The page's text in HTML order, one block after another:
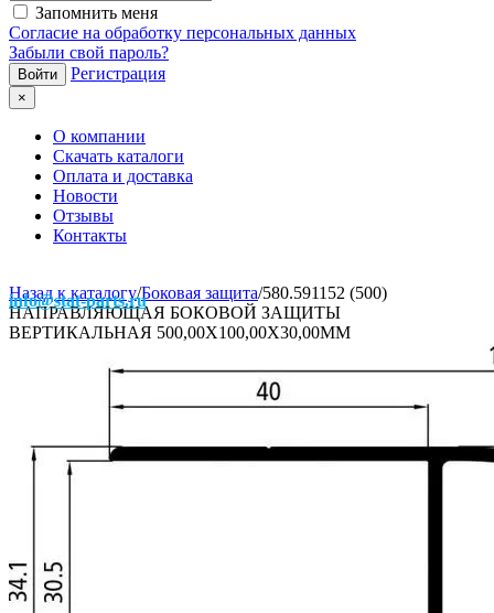
Запомнить меня
Согласие на обработку персональных данных
Забыли свой пароль?
Регистрация
×
О компании
Скачать каталоги
Оплата и доставка
Новости
Отзывы
Контакты
info@stat-parts.ru
Назад к каталогу/Боковая защита/580.591152 (500)
НАПРАВЛЯЮЩАЯ БОКОВОЙ ЗАЩИТЫ
ВЕРТИКАЛЬНАЯ 500,00Х100,00Х30,00ММ